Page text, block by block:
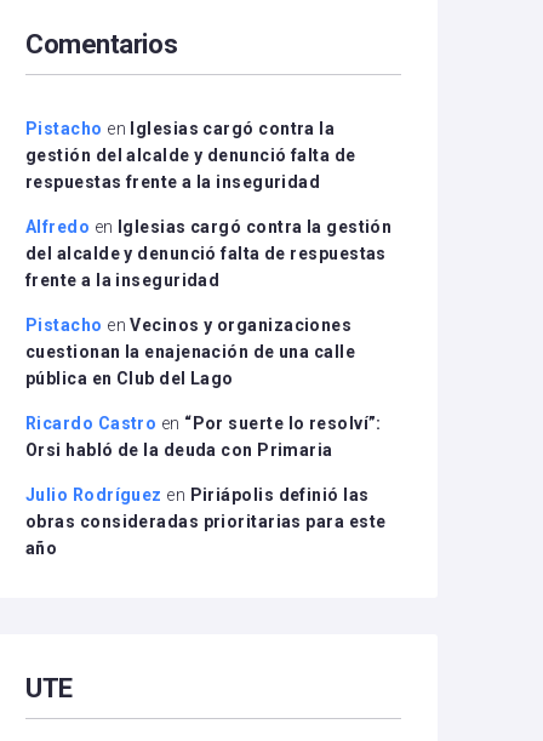
disminuir
el
Comentarios
Pistacho en
Iglesias cargó contra la
gestión del alcalde y denunció falta de
respuestas frente a la inseguridad
Alfredo en
Iglesias cargó contra la gestión
del alcalde y denunció falta de respuestas
frente a la inseguridad
Pistacho enVecinos y organizaciones
cuestionan la enajenación de una calle
pública en Club del Lago
Ricardo Castro en “Por suerte lo resolví”:
Orsi habló de la deuda con Primaria
Julio Rodríguez en Piriápolis definió las
obras consideradas prioritarias para este
año
UTE